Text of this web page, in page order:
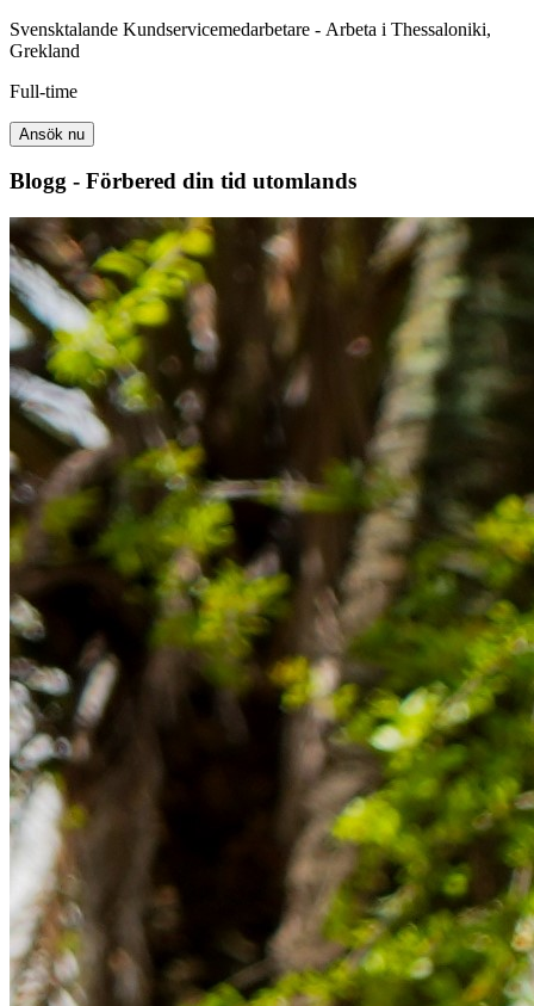
Svensktalande Kundservicemedarbetare - Arbeta i Thessaloniki,
Grekland
Full-time
Ansök nu
Blogg - Förbered din tid utomlands